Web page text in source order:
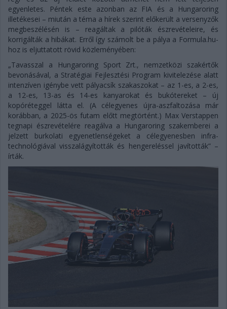
egyenletes. Péntek este azonban az FIA és a Hungaroring
illetékesei – miután a téma a hírek szerint előkerült a versenyzők
megbeszélésén is – reagáltak a pilóták észrevételeire, és
korrigálták a hibákat. Erről így számolt be a pálya a Formula.hu-
hoz is eljuttatott rövid közleményében:
„Tavasszal a Hungaroring Sport Zrt., nemzetközi szakértők
bevonásával, a Stratégiai Fejlesztési Program kivitelezése alatt
intenzíven igénybe vett pályacsík szakaszokat – az 1-es, a 2-es,
a 12-es, 13-as és 14-es kanyarokat és bukótereket – új
kopóréteggel látta el. (A célegyenes újra-aszfaltozása már
korábban, a 2025-ös futam előtt megtörtént.) Max Verstappen
tegnapi észrevételére reagálva a Hungaroring szakemberei a
jelzett burkolati egyenetlenségeket a célegyenesben infra-
technológiával visszalágyították és hengereléssel javították” –
írták.